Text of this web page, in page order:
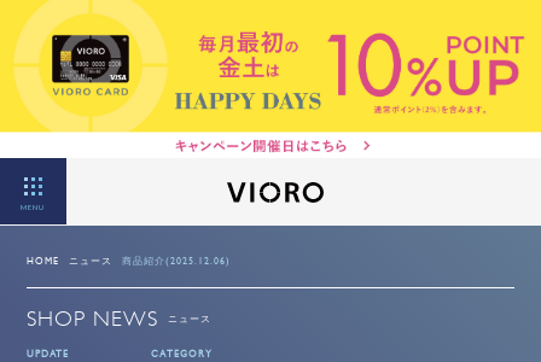
MENU
HOME ニュース 商品紹介(2025.12.06)
SHOP NEWS ニュース
UPDATE CATEGORY